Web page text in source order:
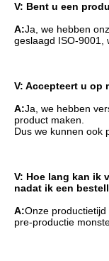
V: Bent u een
A:Ja, we hebben
geslaagd ISO-9001,
V: Accepteert u op
A:Ja, we hebben
product maken.
Dus we kunnen ook
V: Hoe lang kan ik
nadat ik een
A:Onze
pre-productie